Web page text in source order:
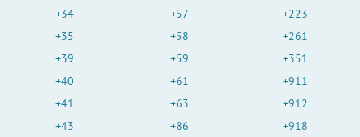
+34
+35
+39
+40
+41
+43
+57
+58
+59
+61
+63
+86
+223
+261
+351
+911
+912
+918